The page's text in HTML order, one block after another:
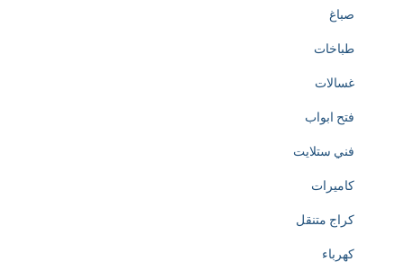
صباغ
طباخات
غسالات
فتح ابواب
فني ستلايت
كاميرات
كراج متنقل
كهرباء